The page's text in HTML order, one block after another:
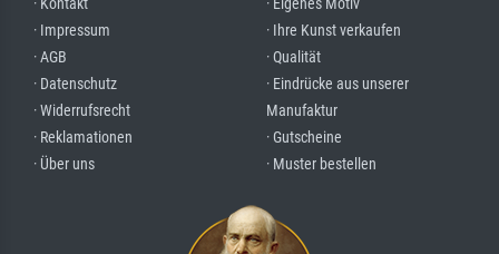
· Kontakt
· Impressum
· AGB
· Datenschutz
· Widerrufsrecht
· Reklamationen
· Über uns
· Eigenes Motiv
· Ihre Kunst verkaufen
· Qualität
· Eindrücke aus unserer
Manufaktur
· Gutscheine
· Muster bestellen